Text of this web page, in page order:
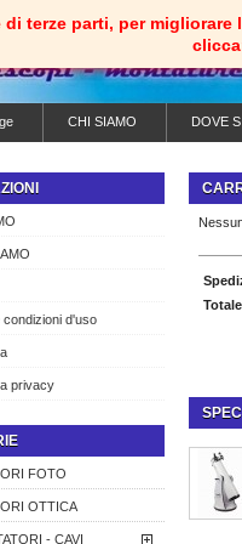
CHI SIAMO DOVE
condizioni d'uso
privacy
FOTO
OTTICA
- CAVI
Totale
terze parti, per